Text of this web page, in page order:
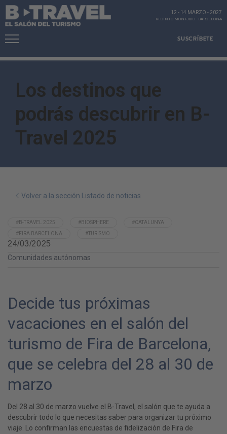
SUSCRÍBETE
12 - 14 MARZO -2027
RECINTO MONTJUÏC - BARCELONA
Los destinos que
podrás descubrir en B-
Travel 2025
Volver a la sección Listado de noticias
#B-TRAVEL 2025 #BIOSPHERE
#CATALUNYA
#FIRA BARCELONA
#TURISMO
24/03/2025
Comunidades autónomas
Decide tus próximas
vacaciones en el salón del
turismo de Fira de Barcelona,
que se celebra del 28 al 30 de
marzo
Del 28 al 30 de marzo vuelve el B-Travel, el salón que te ayuda a
descubrir todo lo que necesitas saber para organizar tu próximo
viaje. Lo confirman las encuestas de fidelización de Fira de